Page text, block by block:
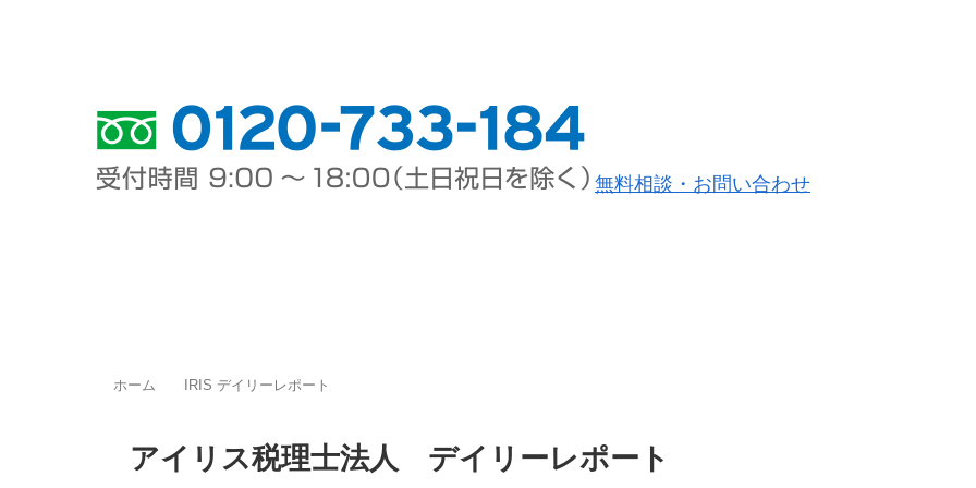
無料相談・お問い合わせ
ホーム IRIS デイリーレポート
アイリス税理士法人 デイリーレポート